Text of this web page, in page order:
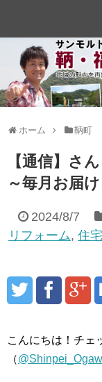
ホーム 鞆町
【通信】さ
～毎月お届
2024/8/7
リフォーム, 住
こんにちは！チェ
（